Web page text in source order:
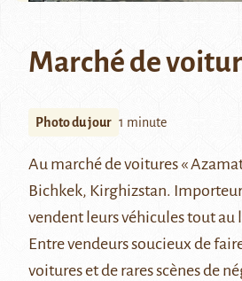
Marché de
Photo du jour 1 minute
Au marché de voitures «
Bichkek, Kirghizstan.
vendent leurs véhicules tout au
Entre vendeurs soucieux de
voitures et de rares scènes de